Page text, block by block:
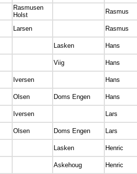
Rasmusen
Holst
Rasmus
Larsen
Rasmus
Lasken
Hans
Viig
Hans
Iversen
Hans
Olsen Doms Engen
Hans
Iversen
Lars
Olsen Doms Engen
Lars
Lasken
Henric
Askehoug
Henric